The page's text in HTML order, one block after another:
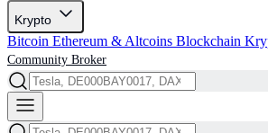
Krypto
Bitcoin Ethereum & Altcoins Blockchain
Community Broker